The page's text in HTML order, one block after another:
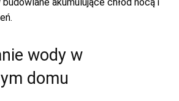
wody w
domu